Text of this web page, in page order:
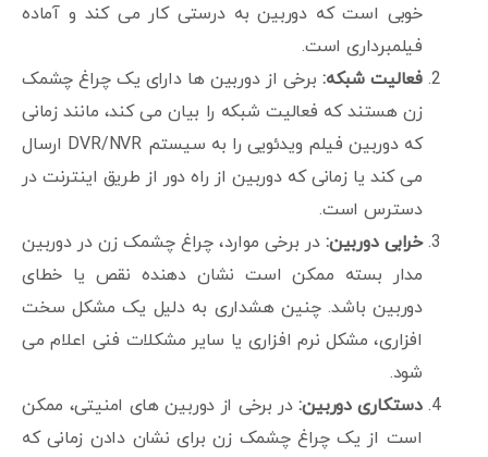
خوبی است که دوربین به درستی کار می کند و آماده
فیلمبرداری است.
فعالیت شبکه: برخی از دوربین ها دارای یک چراغ چشمک
زن هستند که فعالیت شبکه را بیان می کند، مانند زمانی
که دوربین فیلم ویدئویی را به سیستم DVR/NVR ارسال
می کند یا زمانی که دوربین از راه دور از طریق اینترنت در
دسترس است.
خرابی دوربین: در برخی موارد، چراغ چشمک زن در دوربین
مدار بسته ممکن است نشان دهنده نقص یا خطای
دوربین باشد. چنین هشداری به دلیل یک مشکل سخت
افزاری، مشکل نرم افزاری یا سایر مشکلات فنی اعلام می
شود.
دستکاری دوربین:در برخی از دوربین های امنیتی، ممکن
است از یک چراغ چشمک زن برای نشان دادن زمانی که